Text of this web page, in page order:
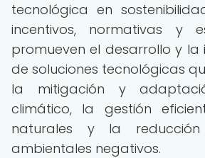
tecnológica en
incentivos, normativas y
promueven el desarrollo y la
de soluciones tecnológicas
la mitigación y
climático, la gestión
naturales y la
ambientales negativos.